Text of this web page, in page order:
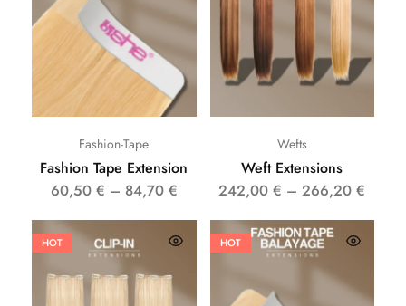
Fashion-Tape
Fashion Tape Extension
60,50 € – 84,70 €
Wefts
Weft Extensions
242,00€ –266,20€
HOT HOT